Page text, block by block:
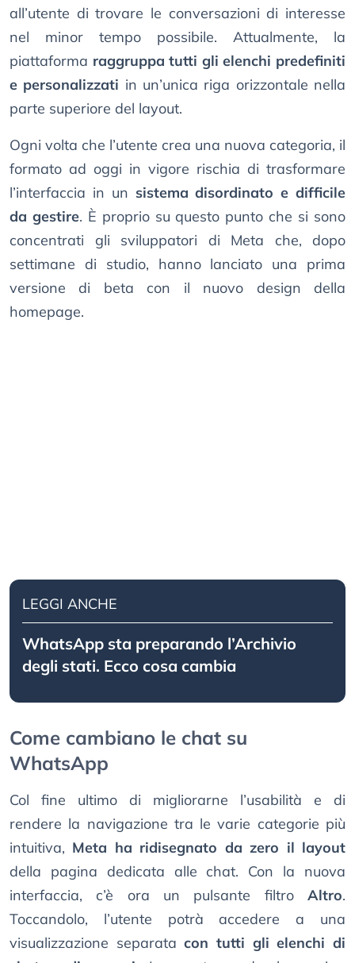
all’utente di trovare le conversazioni di interesse
nel minor tempo possibile. Attualmente, la
piattaforma raggruppa tutti gli elenchi predefiniti
e personalizzati in un’unica riga orizzontale nella
parte superiore del layout.
Ogni volta che l’utente crea una nuova categoria, il
formato ad oggi in vigore rischia di trasformare
l’interfaccia in un sistema disordinato e difficile
da gestire. È proprio su questo punto che si sono
concentrati gli sviluppatori di Meta che, dopo
settimane di studio, hanno lanciato una prima
versione di beta con il nuovo design della
homepage.
LEGGI ANCHE
WhatsApp sta preparando l’Archivio
degli stati. Ecco cosa cambia
Come cambiano le chat su
WhatsApp
Col fine ultimo di migliorarne l’usabilità e di
rendere la navigazione tra le varie categorie più
intuitiva, Meta ha ridisegnato da zero il layout
della pagina dedicata alle chat. Con la nuova
interfaccia, c’è ora un pulsante filtro Altro.
Toccandolo, l’utente potrà accedere a una
visualizzazione separatacon tutti gli elenchi di